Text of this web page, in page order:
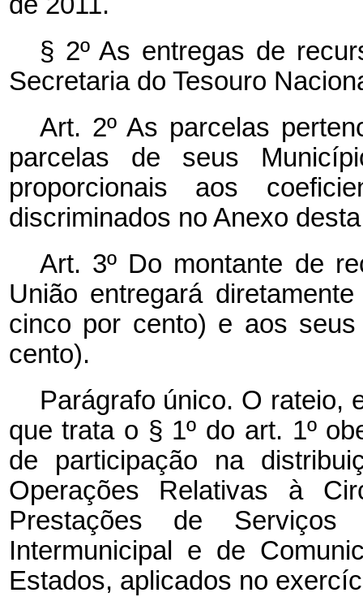
§ 2º As entregas de
Secretaria do Tesouro
Art. 2º As parcelas
parcelas de seus
proporcionais aos
discriminados no Anexo
Art. 3º Do montante de
União entregará
cinco por cento) e aos
cento).
Parágrafo único. O rateio,
que trata o § 1º do art. 1º
de participação na
Operações Relativas à
Prestações de
Intermunicipal e de
Estados, aplicados no